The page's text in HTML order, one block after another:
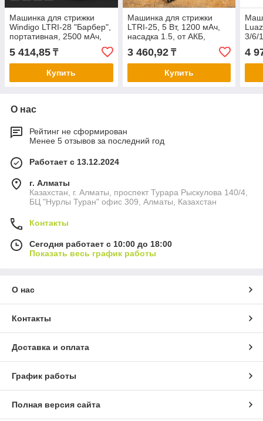
Машинка для стрижки
Windigo LTRI-28 "Барбер",
портативная, 2500 мАч,
5 414,85 ₸
Купить
Машинка для стрижки
LTRI-25, 5 Вт, 1200 мАч,
насадка 1.5, от АКБ,
3 460,92₸
Купить
3/6/
4
О нас
Рейтинг не сформирован
Менее 5 отзывов за последний год
Работает с 13.12.2024
г. Алматы
Казахстан, г. Алматы, проспект Турара Рыскулова 140/4,
БЦ "Нурлы Туран" офис 309, Алматы, Казахстан
Контакты
Сегодня работает с 10:00 до 18:00
Показать весь график работы
О нас
Контакты
Доставка и оплата
График работы
Полная версия сайта